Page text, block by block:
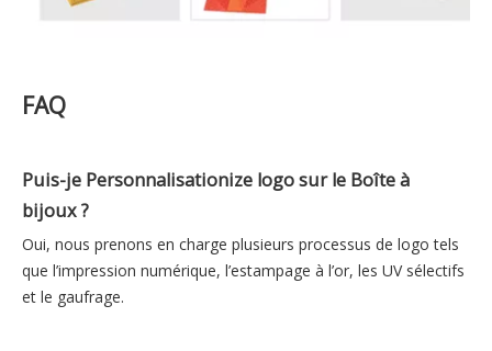
FAQ
Puis-je Personnalisationize logo sur le Boîte à
bijoux ?
Oui, nous prenons en charge plusieurs processus de logo tels
que l’impression numérique, l’estampage à l’or, les UV sélectifs
et le gaufrage.